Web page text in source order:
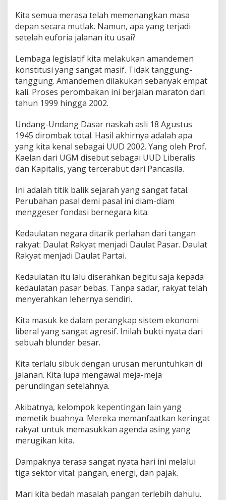
Kita semua merasa telah memenangkan masa
depan secara mutlak. Namun, apa yang terjadi
setelah euforia jalanan itu usai?
Lembaga legislatif kita melakukan amandemen
konstitusi yang sangat masif. Tidak tanggung-
tanggung. Amandemen dilakukan sebanyak empat
kali. Proses perombakan ini berjalan maraton dari
tahun 1999 hingga 2002.
Undang-Undang Dasar naskah asli 18 Agustus
1945 dirombak total. Hasil akhirnya adalah apa
yang kita kenal sebagai UUD 2002. Yang oleh Prof.
Kaelan dari UGM disebut sebagai UUD Liberalis
dan Kapitalis, yang tercerabut dari Pancasila.
Ini adalah titik balik sejarah yang sangat fatal.
Perubahan pasal demi pasal ini diam-diam
menggeser fondasi bernegara kita.
Kedaulatan negara ditarik perlahan dari tangan
rakyat: Daulat Rakyat menjadi Daulat Pasar. Daulat
Rakyat menjadi Daulat Partai.
Kedaulatan itu lalu diserahkan begitu saja kepada
kedaulatan pasar bebas. Tanpa sadar, rakyat telah
menyerahkan lehernya sendiri.
Kita masuk ke dalam perangkap sistem ekonomi
liberal yang sangat agresif. Inilah bukti nyata dari
sebuah blunder besar.
Kita terlalu sibuk dengan urusan meruntuhkan di
jalanan. Kita lupa mengawal meja-meja
perundingan setelahnya.
Akibatnya, kelompok kepentingan lain yang
memetik buahnya. Mereka memanfaatkan keringat
rakyat untuk memasukkan agenda asing yang
merugikan kita.
Dampaknya terasa sangat nyata hari ini melalui
tiga sektor vital: pangan, energi, dan pajak.
Mari kita bedah masalah pangan terlebih dahulu.